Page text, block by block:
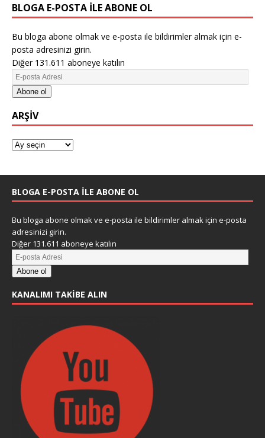
BLOGA E-POSTA ILE ABONE OL
Bu bloga abone olmak ve e-posta ile bildirimler almak için e-
posta adresinizi girin.
Diğer 131.611 aboneye katılın
Abone ol
ARŞIV
BLOGA E-POSTA ILE ABONE OL
Bu bloga abone olmak ve e-posta ile bildirimler almak için e-posta
adresinizi girin.
Diğer 131.611 aboneye katılın
Abone ol
KANALIMI TAKIBE ALIN